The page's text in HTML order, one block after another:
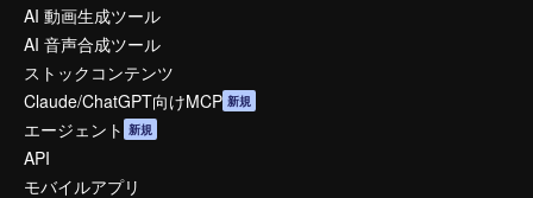
AI 動画生成ツール
AI 音声合成ツール
ストックコンテンツ
Claude/ChatGPT向けMCP 新規
エージェント 新規
API
モバイルアプリ